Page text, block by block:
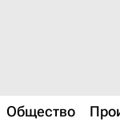
Общество